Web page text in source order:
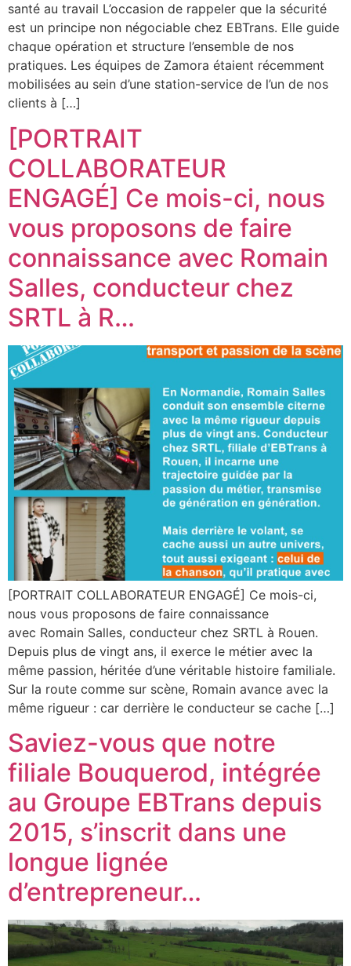
santé au travail L’occasion de rappeler que la sécurité
est un principe non négociable chez EBTrans. Elle guide
chaque opération et structure l’ensemble de nos
pratiques. Les équipes de Zamora étaient récemment
mobilisées au sein d’une station-service de l’un de nos
clients à […]
[PORTRAIT
COLLABORATEUR
ENGAGÉ] Ce mois-ci, nous
vous proposons de faire
connaissance avec Romain
Salles, conducteur chez
SRTL à R…
[PORTRAIT COLLABORATEUR ENGAGÉ] Ce mois-ci,
nous vous proposons de faire connaissance
avec Romain Salles, conducteur chez SRTL à Rouen.
Depuis plus de vingt ans, il exerce le métier avec la
même passion, héritée d’une véritable histoire familiale.
Sur la route comme sur scène, Romain avance avec la
même rigueur : car derrière le conducteur se cache […]
Saviez-vous que notre
filiale Bouquerod, intégrée
au Groupe EBTrans depuis
2015, s’inscrit dans une
longue lignée
d’entrepreneur…